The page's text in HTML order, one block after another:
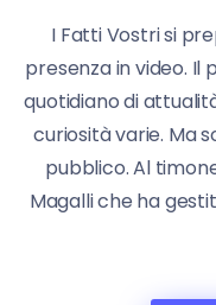
I Fatti Vostri si
presenza in video. Il
quotidiano di
curiosità varie. Ma
pubblico. Al
Magalli che ha